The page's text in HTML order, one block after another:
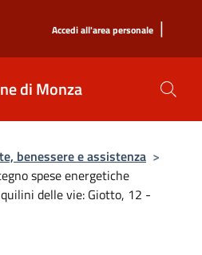
Accedi all'area personale |
di Monza
benessere e assistenza >
spese energetiche
delle vie: Giotto, 12 -